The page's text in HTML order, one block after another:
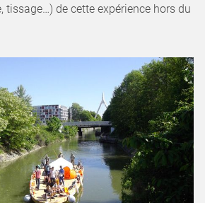
tissage…) de cette expérience hors du